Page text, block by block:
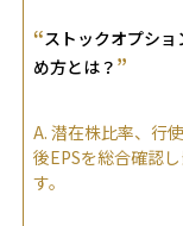
“ストックオプシ
め方とは？ ”
A. 潜在株比率、行
後EPSを総合確認
す。